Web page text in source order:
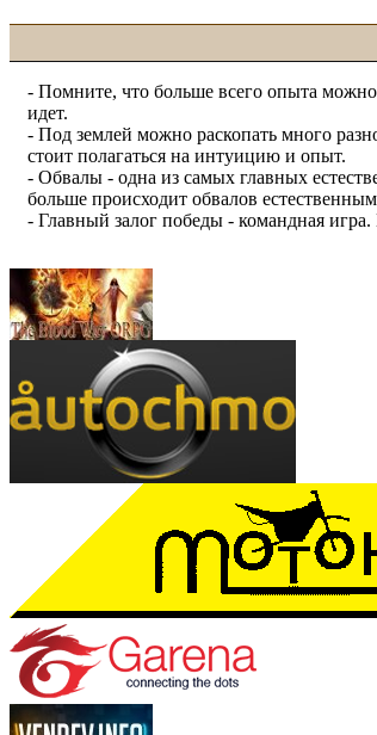
- Помните, что больше всего опыта
идет.
- Под землей можно раскопать много
стоит полагаться на интуицию и опыт.
- Обвалы - одна из самых главных
больше происходит обвалов
- Главный залог победы - командная